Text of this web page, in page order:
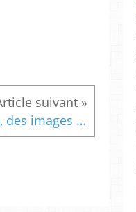
Dans le Monde, des images de certains des projets des equipes de la consultation le grand pari